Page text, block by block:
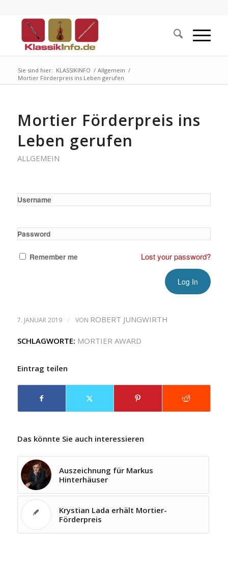
Sie sind hier: KLASSIKINFO / Allgemein /
Mortier Förderpreis ins Leben gerufen
Mortier Förderpreis ins
Leben gerufen
ALLGEMEIN
Username
Password
Remember me Lost your password?
7. JANUAR 2019 / VON ROBERT JUNGWIRTH
SCHLAGWORTE: MORTIER AWARD
Eintrag teilen
Das könnte Sie auch interessieren
Auszeichnung für Markus
Hinterhäuser
Krystian Lada erhält Mortier-
Förderpreis